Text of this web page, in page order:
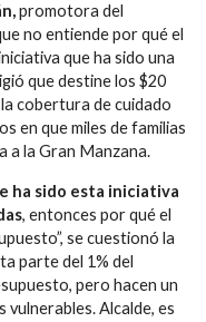
promotora del
no entiende por qué el
que ha sido una
que destine los $20
cobertura de cuidado
en que miles de familias
a la Gran Manzana.
ha sido esta iniciativa
, entonces por qué el
se cuestionó la
parte del 1% del
pero hacen un
vulnerables. Alcalde, es